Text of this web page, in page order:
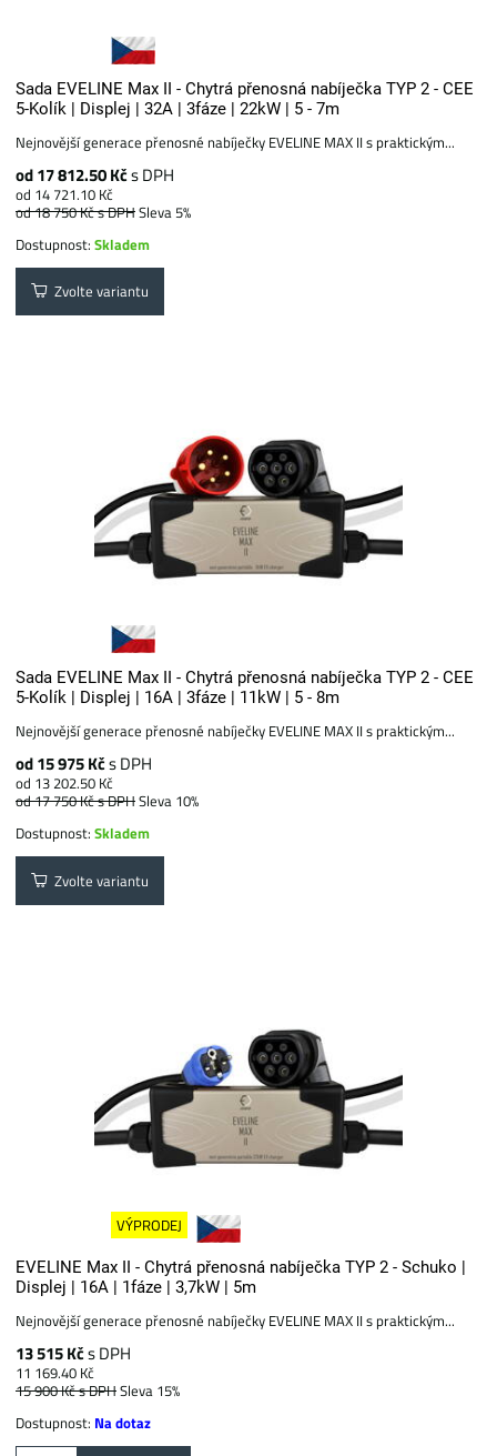
Sada EVELINE Max II - Chytrá přenosná nabíječka TYP 2 - CEE
5-Kolík | Displej | 32A | 3fáze | 22kW | 5 - 7m
Nejnovější generace přenosné nabíječky EVELINE MAX II s praktickým...
od 17 812.50 Kčs DPH
od 14 721.10 Kč
od 18 750 Kčs DPHSleva 5%
Dostupnost:Skladem
Zvolte variantu
Sada EVELINE Max II - Chytrá přenosná nabíječka TYP 2 - CEE
5-Kolík | Displej | 16A | 3fáze | 11kW | 5 - 8m
Nejnovější generace přenosné nabíječky EVELINE MAX II s praktickým...
od 15 975 Kčs DPH
od 13 202.50 Kč
od 17 750 Kčs DPHSleva 10%
Dostupnost:Skladem
Zvolte variantu
VÝPRODEJ
EVELINE Max II - Chytrá přenosná nabíječka TYP 2 - Schuko |
Displej | 16A | 1fáze | 3,7kW | 5m
Nejnovější generace přenosné nabíječky EVELINE MAX II s praktickým...
13 515 Kčs DPH
11 169.40 Kč
15 900 Kčs DPHSleva 15%
Dostupnost: Na dotaz